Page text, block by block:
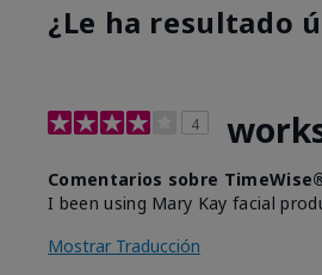
¿Le ha resultado
4
Comentarios sobre
I been using Mary Kay facial
Mostrar Traducción